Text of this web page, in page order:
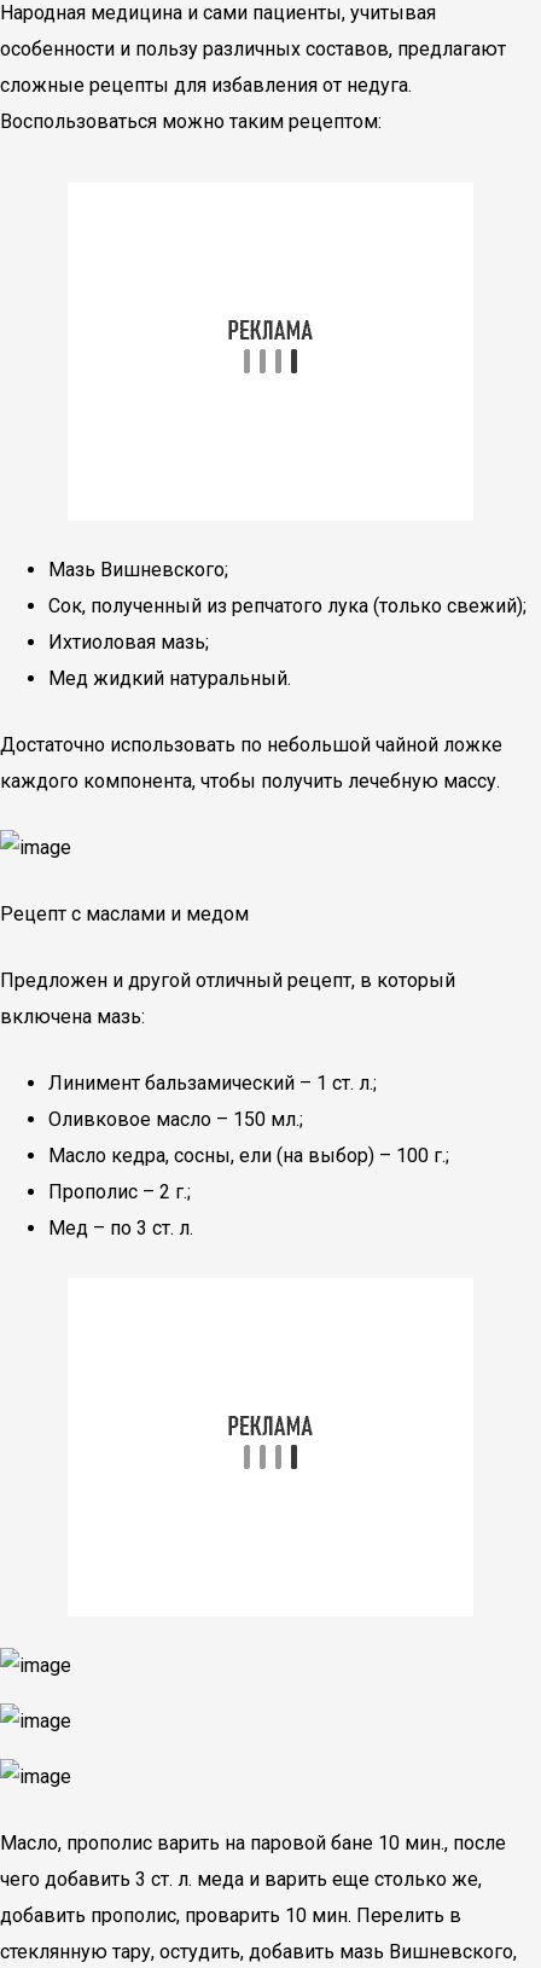
Народная медицина и сами пациенты, учитывая
особенности и пользу различных составов, предлагают
сложные рецепты для избавления от недуга.
Воспользоваться можно таким рецептом:
Мазь Вишневского;
Сок, полученный из репчатого лука (только свежий);
Ихтиоловая мазь;
Мед жидкий натуральный.
Достаточно использовать по небольшой чайной ложке
каждого компонента, чтобы получить лечебную массу.
Рецепт с маслами и медом
Предложен и другой отличный рецепт, в который
включена мазь:
Линимент бальзамический – 1 ст. л.;
Оливковое масло – 150 мл.;
Масло кедра, сосны, ели (на выбор) – 100 г.;
Прополис – 2 г.;
Мед – по 3 ст. л.
Масло, прополис варить на паровой бане 10 мин., после
чего добавить 3 ст. л. меда и варить еще столько же,
добавить прополис, проварить 10 мин. Перелить в
стеклянную тару, остудить, добавить мазь Вишневского,